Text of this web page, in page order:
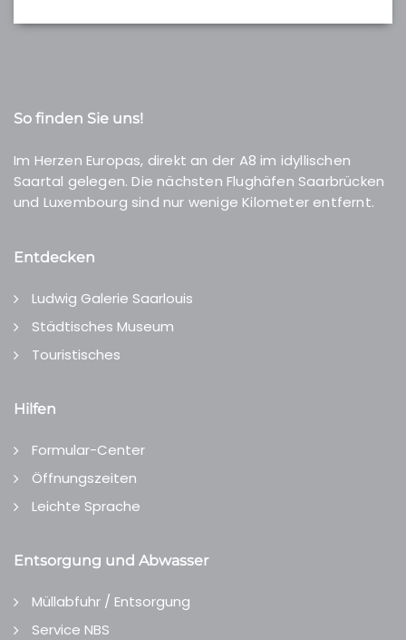
So finden Sie uns!
Im Herzen Europas, direkt an der A8 im idyllischen
Saartal gelegen. Die nächsten Flughäfen Saarbrücken
und Luxembourg sind nur wenige Kilometer entfernt.
Entdecken
Ludwig Galerie Saarlouis
Städtisches Museum
Touristisches
Hilfen
Formular-Center
Öffnungszeiten
Leichte Sprache
Entsorgung und Abwasser
Müllabfuhr / Entsorgung
Service NBS